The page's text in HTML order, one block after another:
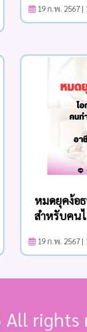
19 ก.พ. 2567
หมดยุคง้อ
สำหรับคน
19 ก.พ. 2567
All rights